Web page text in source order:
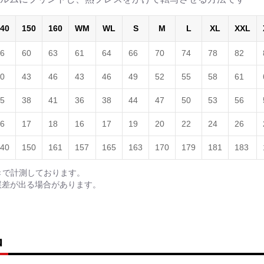
150 160 WM WL S M L XL XXL
60 63 61 64 66 70 74 78 82
43 46 43 46 49 52 55 58 61
38 41 36 38 44 47 50 53 56
17 18 16 17 19 20 22 24 26
150 161 157 165 163 170 179 181 183
計測しております。
が出る場合があります。